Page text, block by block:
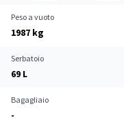
Peso a vuoto
1987 kg
Serbatoio
69 L
Bagagliaio
-